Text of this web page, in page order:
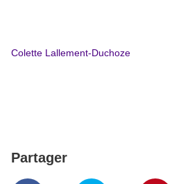
Colette Lallement-Duchoze
Partager